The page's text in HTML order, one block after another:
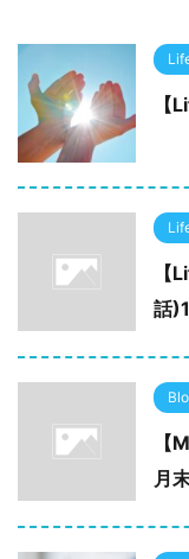
【
【
話
【
月